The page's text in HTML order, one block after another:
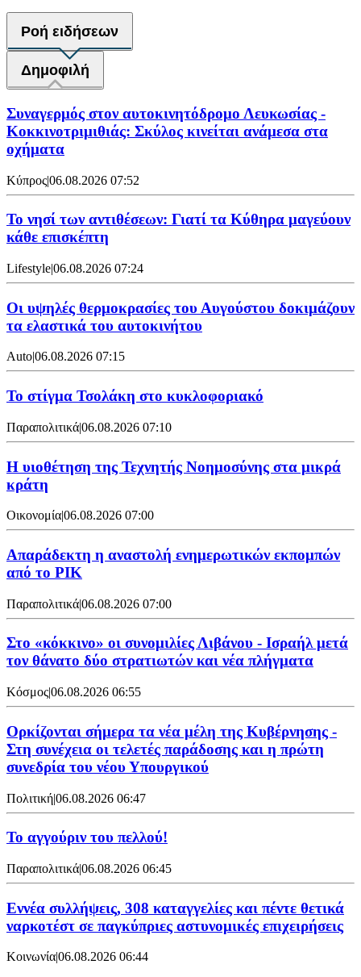
Ροή ειδήσεων
Δημοφιλή
Συναγερμός στον αυτοκινητόδρομο Λευκωσίας -
Κοκκινοτριμιθιάς: Σκύλος κινείται ανάμεσα στα
οχήματα
Κύπρος|06.08.2026 07:52
Το νησί των αντιθέσεων: Γιατί τα Κύθηρα μαγεύουν
κάθε επισκέπτη
Lifestyle|06.08.2026 07:24
Οι υψηλές θερμοκρασίες του Αυγούστου δοκιμάζουν
τα ελαστικά του αυτοκινήτου
Auto|06.08.2026 07:15
Το στίγμα Τσολάκη στο κυκλοφοριακό
Παραπολιτικά|06.08.2026 07:10
Η υιοθέτηση της Τεχνητής Νοημοσύνης στα μικρά
κράτη
Οικονομία|06.08.2026 07:00
Απαράδεκτη η αναστολή ενημερωτικών εκπομπών
από το ΡΙΚ
Παραπολιτικά|06.08.2026 07:00
Στο «κόκκινο» οι συνομιλίες Λιβάνου - Ισραήλ μετά
τον θάνατο δύο στρατιωτών και νέα πλήγματα
Κόσμος|06.08.2026 06:55
Ορκίζονται σήμερα τα νέα μέλη της Κυβέρνησης -
Στη συνέχεια οι τελετές παράδοσης και η πρώτη
συνεδρία του νέου Υπουργικού
Πολιτική|06.08.2026 06:47
Το αγγούριν του πελλού!
Παραπολιτικά|06.08.2026 06:45
Εννέα συλλήψεις, 308 καταγγελίες και πέντε θετικά
ναρκοτέστ σε παγκύπριες αστυνομικές επιχειρήσεις
Κοινωνία|06.08.2026 06:44